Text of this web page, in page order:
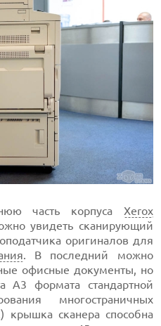
часть корпуса Xerox
увидеть сканирующий
оригиналов для
. В последний можно
офисные документы, но
формата стандартной
многостраничных
крышка сканера способна